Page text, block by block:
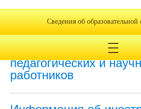
программам
Численность
педагогических и
работников
Сведения об образовательной